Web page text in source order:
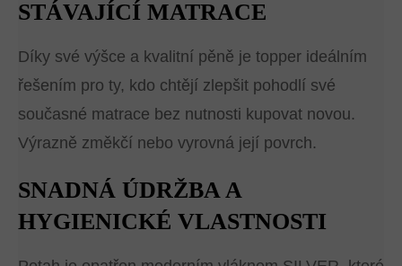
STÁVAJÍCÍ MATRACE
Díky své výšce a kvalitní pěně je topper ideálním
řešením pro ty, kdo chtějí zlepšit pohodlí své
současné matrace bez nutnosti kupovat novou.
Výrazně změkčí nebo vyrovná její povrch.
SNADNÁ ÚDRŽBA A
HYGIENICKÉ VLASTNOSTI